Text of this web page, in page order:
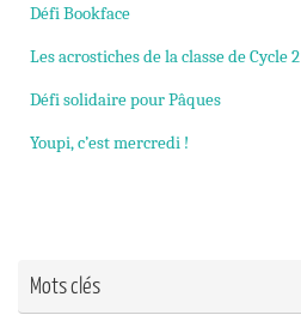
Défi Bookface
Les acrostiches de la classe de Cycle 2
Défi solidaire pour Pâques
Youpi, c’est mercredi !
Mots clés